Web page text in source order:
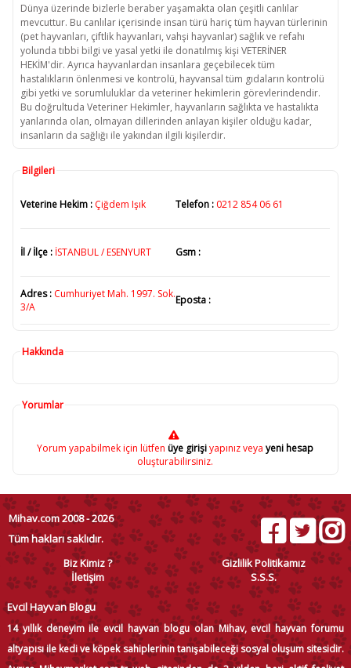
Dünya üzerinde bizlerle beraber yaşamakta olan çeşitli canlılar
mevcuttur. Bu canlılar içerisinde insan türü hariç tüm hayvan türlerinin
(pet hayvanları, çiftlik hayvanları, vahşi hayvanlar) sağlık ve refahı
yolunda tıbbi bilgi ve yasal yetki ile donatılmış kişi VETERİNER
HEKİM'dir. Ayrıca hayvanlardan insanlara geçebilecek tüm
hastalıkların önlenmesi ve kontrolü, hayvansal tüm gıdaların kontrolü
gibi yetki ve sorumluluklar da veteriner hekimlerin görevlerindendir.
Bu doğrultuda Veteriner Hekimler, hayvanların sağlıkta ve hastalıkta
yanlarında olan, olmayan dillerinden anlayan kişiler olduğu kadar,
insanların da sağlığı ile yakından ilgili kişilerdir.
Bilgileri
Veterine Hekim : Çiğdem Işık Telefon : 0212 854 06 61
İl / İlçe : İSTANBUL / ESENYURT Gsm :
Adres : Cumhuriyet Mah. 1997. Sok.
3/A
Eposta :
Hakkında
Yorumlar
Yorum yapabilmek için lütfen üye girişiyapınız veya yeni hesap
oluşturabilirsiniz.
Mihav.com 2008 - 2026
Tüm hakları saklıdır.
Biz Kimiz ?
Gizlilik Politikamız
İletişim
S.S.S.
Evcil Hayvan Blogu
14 yıllık deneyim ile evcil hayvan blogu olan Mihav, evcil hayvan forumu
altyapısı ile kedi ve köpek sahiplerinin tanışabileceği sosyal oluşum sitesidir.